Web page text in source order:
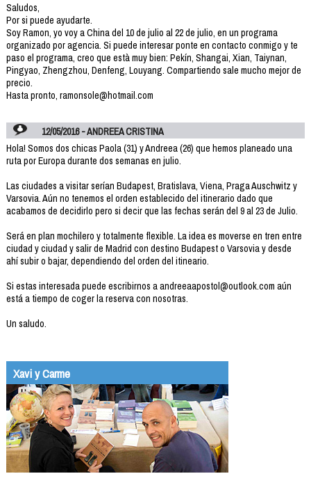
Saludos,
Por si puede ayudarte.
Soy Ramon, yo voy a China del 10 de julio al 22 de julio, en un programa
organizado por agencia. Si puede interesar ponte en contacto conmigo y te
paso el programa, creo que està muy bien: Pekín, Shangai, Xian, Taiynan,
Pingyao, Zhengzhou, Denfeng, Louyang. Compartiendo sale mucho mejor de
precio.
Hasta pronto, ramonsole@hotmail.com
12/05/2016 - ANDREEA CRISTINA
Hola! Somos dos chicas Paola (31) y Andreea (26) que hemos planeado una
ruta por Europa durante dos semanas en julio.
Las ciudades a visitar serían Budapest, Bratislava, Viena, Praga Auschwitz y
Varsovia. Aún no tenemos el orden establecido del itinerario dado que
acabamos de decidirlo pero si decir que las fechas serán del 9 al 23 de Julio.
Será en plan mochilero y totalmente flexible. La idea es moverse en tren entre
ciudad y ciudad y salir de Madrid con destino Budapest o Varsovia y desde
ahí subir o bajar, dependiendo del orden del itineario.
Si estas interesada puede escribirnos a andreeaapostol@outlook.com aún
está a tiempo de coger la reserva con nosotras.
Un saludo.
Xavi y Carme